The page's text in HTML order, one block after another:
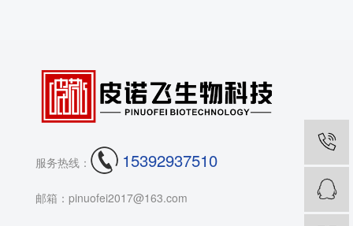
服务热线： 15392937510
邮箱：pinuofei2017@163.com